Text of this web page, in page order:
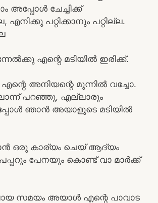
അപ്പോൾ ചേച്ചിക്ക്
എനിക്കു പറ്റിക്കാനും പറ്റില്ല.
എന്റെ മടിയിൽ ഇരിക്ക്.
അനിയന്റെ മുന്നിൽ വച്ചോ.
പറഞ്ഞു, എല്ലാരും
ഞാൻ അയാളുടെ മടിയിൽ
ഒരു കാര്യം ചെയ് ആദ്യം
പേനയും കൊണ്ട് വാ മാർക്ക്‌
സമയം അയാൾ എന്റെ പാവാട